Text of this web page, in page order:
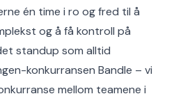
én time i ro og fred til å
og å få kontroll på
standup som alltid
konkurransen Bandle – vi
mellom teamene i